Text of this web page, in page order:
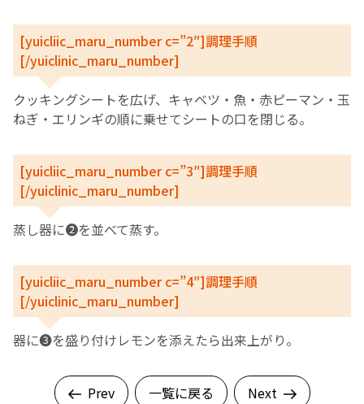
[yuicliic_maru_number c=”2″]調理手順
[/yuiclinic_maru_number]
クッキングシートを広げ、キャベツ・魚・赤ピーマン・玉
ねぎ・エリンギの順に乗せてシートの口を閉じる。
[yuicliic_maru_number c=”3″]調理手順
[/yuiclinic_maru_number]
蒸し器に❷を並べて蒸す。
[yuicliic_maru_number c=”4″]調理手順
[/yuiclinic_maru_number]
器に❸を盛り付けレモンを添えたら出来上がり。
Prev 一覧に戻る Next